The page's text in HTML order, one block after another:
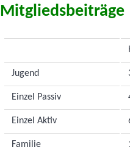
Mitgliedsbeiträge
Jugend
Einzel Passiv
Einzel Aktiv
Familie